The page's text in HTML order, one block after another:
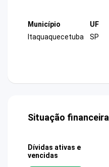
Município
Itaquaquecetuba
UF
SP
Situação financeira
Dívidas ativas e
vencidas